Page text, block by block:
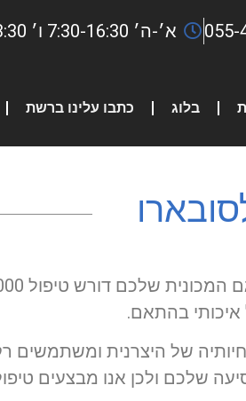
055- א׳-ה׳ 7:30-16:30 ו׳ 7:30-13:30
בלוג כתבו עלינו ברשת
של היצרנית ומשתמשים